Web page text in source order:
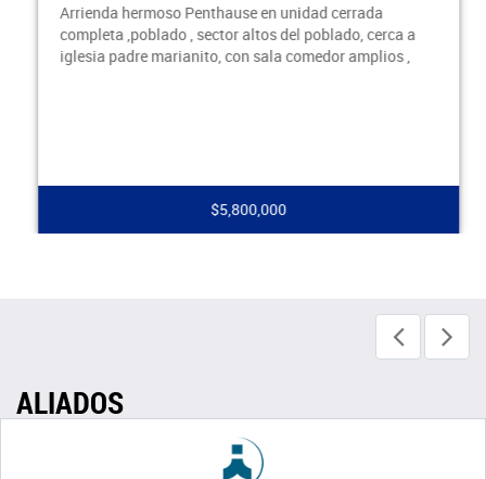
Arrienda hermoso Penthause en unidad cerrada
completa ,poblado , sector altos del poblado, cerca a
iglesia padre marianito, con sala comedor amplios ,
$5,800,000
ALIADOS